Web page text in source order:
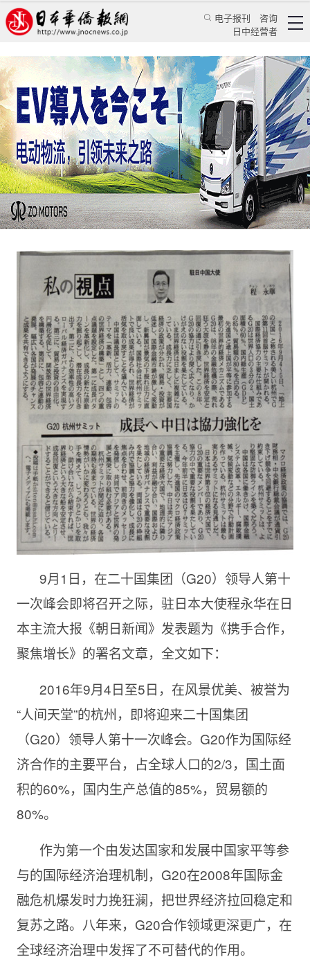
电子报刊
咨询
日中经营者
程永华大使就G20杭州峰会在《朝日新闻》发表
署名文章
华人新闻 使领馆新闻
中国驻日本大使馆 2016/9/1 12:36:18
9月1日，在二十国集团（G20）领导人第十
一次峰会即将召开之际，驻日本大使程永华在日
本主流大报《朝日新闻》发表题为《携手合作，
聚焦增长》的署名文章，全文如下：
2016年9月4日至5日，在风景优美、被誉为
“人间天堂”的杭州，即将迎来二十国集团
（G20）领导人第十一次峰会。G20作为国际经
济合作的主要平台，占全球人口的2/3，国土面
积的60%，国内生产总值的85%，贸易额的
80%。
作为第一个由发达国家和发展中国家平等参
与的国际经济治理机制，G20在2008年国际金
融危机爆发时力挽狂澜，把世界经济拉回稳定和
复苏之路。八年来，G20合作领域更深更广，在
全球经济治理中发挥了不可替代的作用。